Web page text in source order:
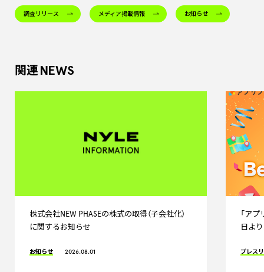
調査リリース メディア掲載情報 お知らせ
関連 NEWS
株式会社NEW PHASEの株式の取得（子会社化）
に関するお知らせ
お知らせ 2026.08.01
「ア
日よ
プレス